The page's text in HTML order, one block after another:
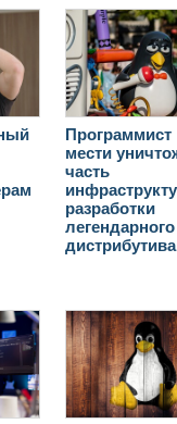
Программист
мести
часть
разработки
легендарного